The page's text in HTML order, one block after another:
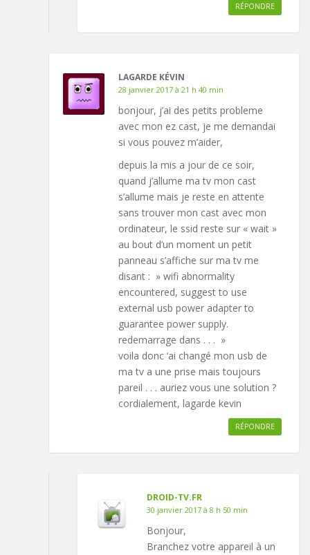
RÉPONDRE
LAGARDE KÉVIN
28 janvier 2017 à 21 h 40 min
bonjour, j’ai des petits probleme
avec mon ez cast, je me demandai
si vous pouvez m’aider,
depuis la mis a jour de ce soir,
quand j’allume ma tv mon cast
s’allume mais je reste en attente
sans trouver mon cast avec mon
ordinateur, le ssid reste sur « wait »
au bout d’un moment un petit
panneau s’affiche sur ma tv me
disant : » wifi abnormality
encountered, suggest to use
external usb power adapter to
guarantee power supply.
redemarrage dans . . . »
voila donc ‘ai changé mon usb de
ma tv a une prise mais toujours
pareil . . . auriez vous une solution ?
cordialement, lagarde kevin
RÉPONDRE
DROID-TV.FR
30 janvier 2017 à 8 h 50 min
Bonjour,
Branchez votre appareil à un